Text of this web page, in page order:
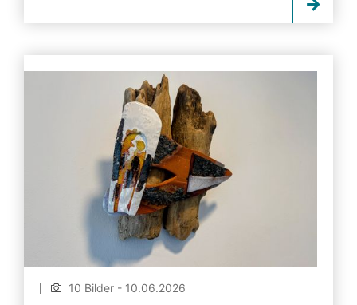
10 Bilder - 10.06.2026